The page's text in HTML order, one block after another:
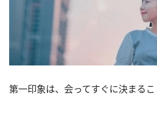
第一印象は、会ってすぐに決まるこ